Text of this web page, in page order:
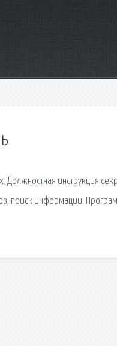
Должностная инструкция
поиск информации.